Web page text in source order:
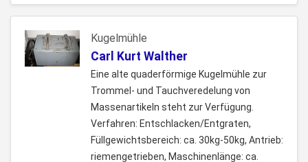
Kugelmühle
Carl Kurt Walther
Eine alte quaderförmige Kugelmühle zur
Trommel- und Tauchveredelung von
Massenartikeln steht zur Verfügung.
Verfahren: Entschlacken/Entgraten,
Füllgewichtsbereich: ca. 30kg-50kg, Antrieb:
riemengetrieben, Maschinenlänge: ca.